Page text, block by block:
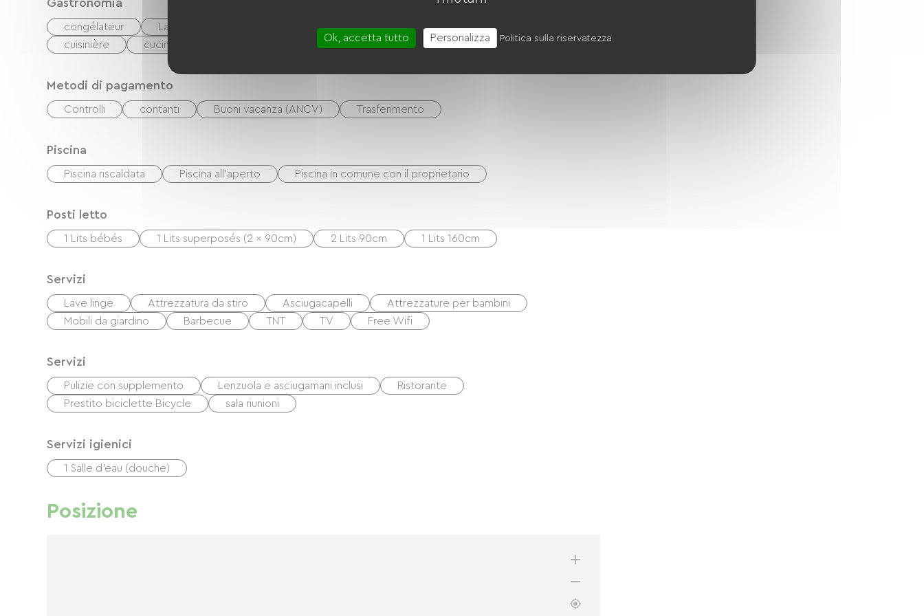
Gastronomia
congélateur Lave-vaisselle Réfrigérateur Cappa Quattro
cuisinière
cucinino
Metodi di pagamento
Controlli contanti Buoni vacanza (ANCV) Trasferimento
Piscina
Piscina riscaldata Piscina all'aperto Piscina in comune con il proprietario
Posti letto
1 Lits bébés 1 Lits superposés (2 x 90cm) 2 Lits 90cm 1 Lits 160cm
Servizi
Lave linge Attrezzatura da stiro Asciugacapelli
Attrezzature per bambini
Mobili da giardino
Barbecue TNT TV Free Wifi
Servizi
Pulizie con supplemento Lenzuola e asciugamani inclusi
Ristorante
Prestito biciclette Bicycle
sala riunioni
Servizi igienici
1 Salle d'eau (douche)
Posizione
Ok, accetta tutto Personalizza Politica sulla riservatezza